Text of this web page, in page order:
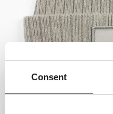
Consent